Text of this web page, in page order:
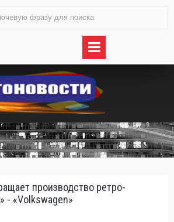
производство ретро-
- «Volkswagen»